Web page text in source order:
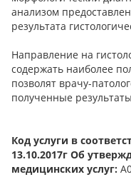
анализом
результата
Направление на
содержать наиболее
позволят врачу-
полученные
Код услуги в
13.10.2017г Об
медицинских услуг: